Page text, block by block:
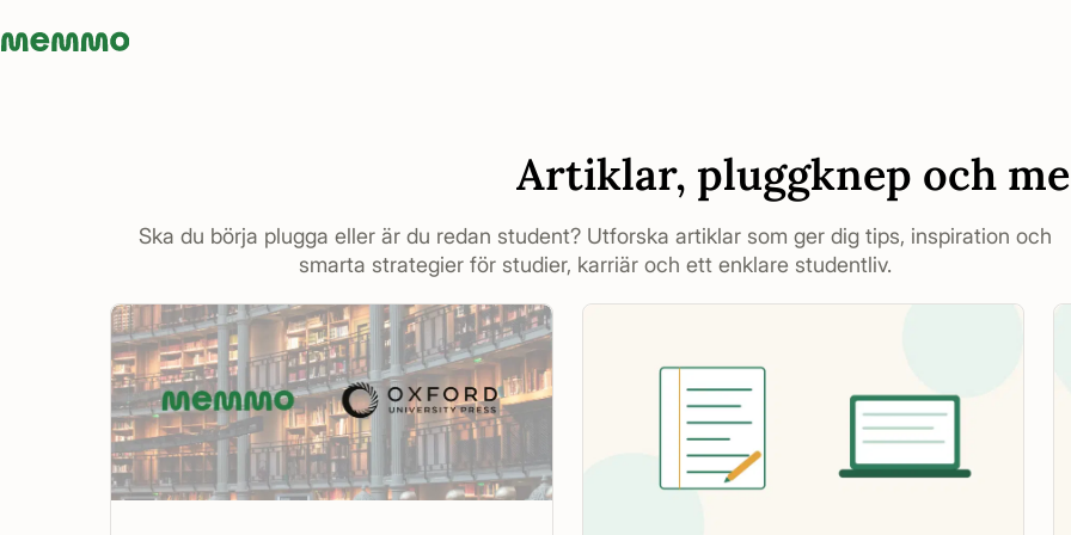
Memmo - AI-verktyg och digital kurslitteratur
Artiklar, pluggknep och
Ska du börja plugga eller är du redan student? Utforska artiklar som ger dig tips, inspiration och
smarta strategier för studier, karriär och ett enklare studentliv.